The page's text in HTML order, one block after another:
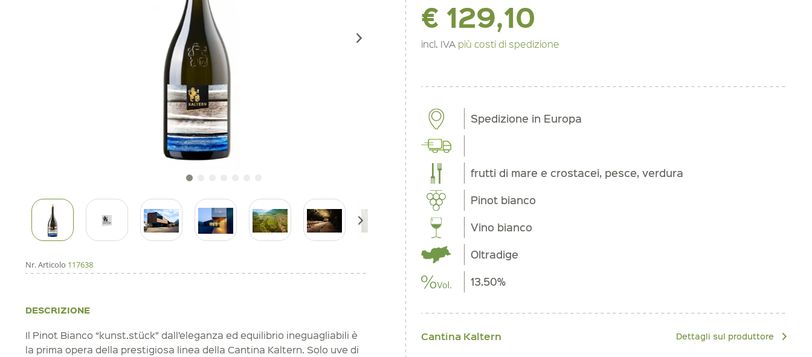
Nr. Articolo 117638
DESCRIZIONE
Il Pinot Bianco “kunst.stück” dall’eleganza ed equilibrio ineguagliabili è
la prima opera della prestigiosa linea della Cantina Kaltern. Solo uve di
€ 129,10
incl. IVA più costi di spedizione
Spedizione in Europa
frutti di mare e crostacei, pesce, verdura
Pinot bianco
Vino bianco
Oltradige
13.50%
Cantina Kaltern Dettagli sul produttore